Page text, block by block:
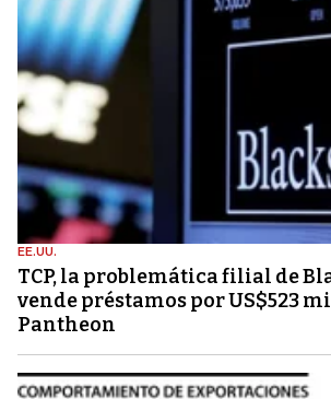
EE.UU.
TCP, la problemática filial de
vende préstamos por US$523
Pantheon